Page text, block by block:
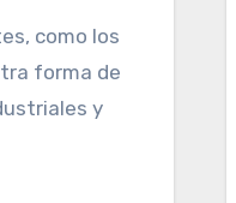
como los
forma de
y